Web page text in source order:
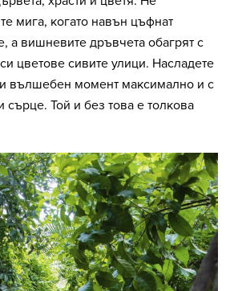
мига, когато навън цъфнат
а вишневите дръвчета обагрят с
цветове сивите улици. Насладете
вълшебен момент максимално и с
сърце. Той и без това е толкова